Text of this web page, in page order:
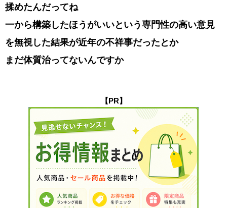
揉めたんだってね
一から構築したほうがいいという専門性の高い意見
を無視した結果が近年の不祥事だったとか
まだ体質治ってないんですか
【PR】